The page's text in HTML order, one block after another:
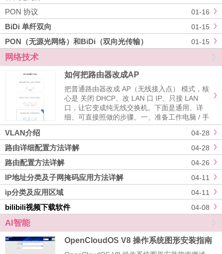
01-16
PON 协议
01-15
BiDi 单纤双向
01-15
PON（无源光网络）和BiDi（双向光传输）
网络技术
如何把路由器改成AP
把普通路由器改成 AP（无线接入点） 模式，核
心是 关闭 DHCP、改 LAN 口 IP、只接 LAN
口，让它变成纯无线交换机。下面是通用、详
细、可直接照做的步骤。一、准备工作电脑 / 手
机连 待改路由器 的 Wi-Fi 或 LAN 口（不要连主
04-28
VLAN介绍
04-28
路由详细配置方法详解
04-26
路由配置方法详解
04-11
IP地址分类及子网掩码应用方法详解
04-11
ip分类及应用区域
04-08
bilibili视频下载软件
AI智能
OpenCloudOS V8 操作系统图形安装指南